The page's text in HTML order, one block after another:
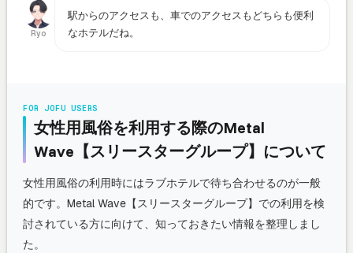
Ryo
駅からのアクセスも、車でのアクセスもどちらも便利
なホテルだね。
FOR JOFU USERS
女性用風俗を利用する際のMetal
Wave【スリースターグループ】について
女性用風俗の利用時にはラブホテルで待ち合わせるのが一般
的です。Metal Wave【スリースターグループ】での利用を検
討されている方に向けて、知っておきたい情報を整理しまし
た。